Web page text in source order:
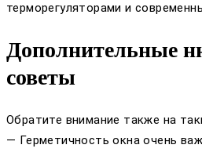
терморегуляторами и
Дополнительные
советы
Обратите внимание также на
— Герметичность окна очень